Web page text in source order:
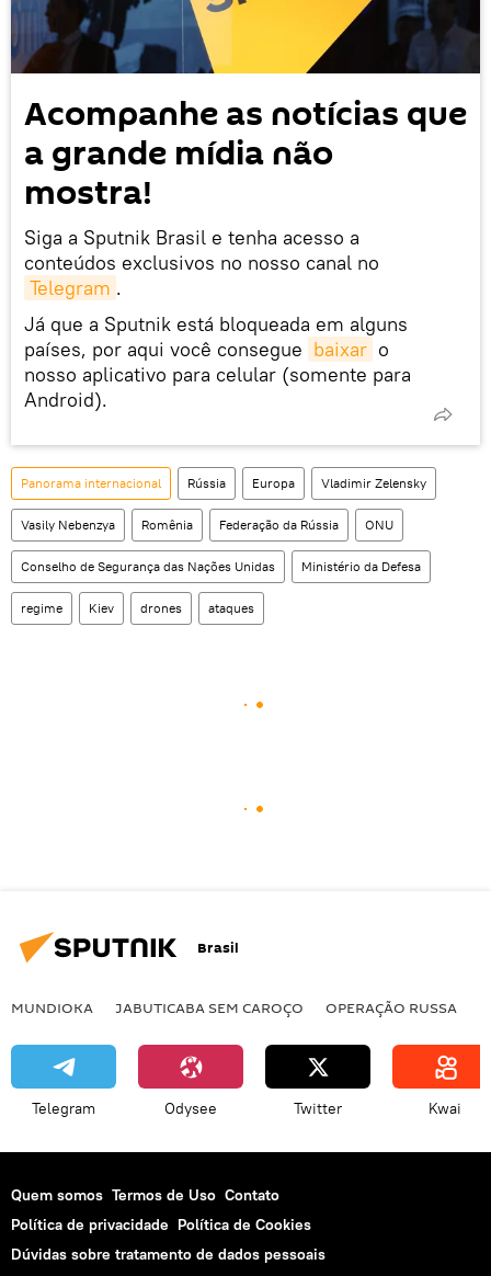
Acompanhe as notícias que
a grande mídia não
mostra!
Siga a Sputnik Brasil e tenha acesso a
conteúdos exclusivos no nosso canal no
Telegram .
Já que a Sputnik está bloqueada em alguns
países, por aqui você consegue baixar o
nosso aplicativo para celular (somente para
Android).
Panorama internacional Rússia Europa Vladimir Zelensky
Vasily Nebenzya Romênia Federação da Rússia ONU
Conselho de Segurança das Nações Unidas Ministério da Defesa
regime Kiev drones ataques
Brasil
MUNDIOKA JABUTICABA SEM CAROÇO OPERAÇÃO RUSSA
Telegram Odysee Twitter Kwai
Quem somos Termos de Uso Contato
Política de privacidade Política de Cookies
Dúvidas sobre tratamento de dados pessoais